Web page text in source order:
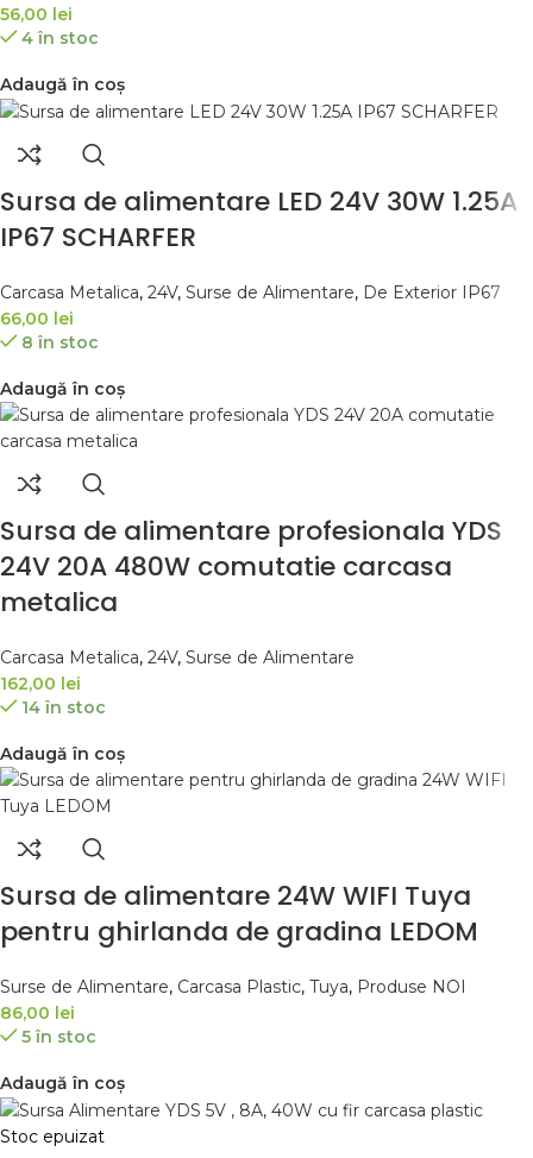
56,00 lei
4 în stoc
Adaugă în coș
Sursa de alimentare LED 24V 30W 1.25A
IP67 SCHARFER
Carcasa Metalica, 24V, Surse de Alimentare, De Exterior IP67
66,00 lei
8 în stoc
Adaugă în coș
Sursa de alimentare profesionala YDS
24V 20A 480W comutatie carcasa
metalica
Carcasa Metalica, 24V, Surse de Alimentare
162,00 lei
14 în stoc
Adaugă în coș
Sursa de alimentare 24W WIFI Tuya
pentru ghirlanda de gradina LEDOM
Surse de Alimentare, Carcasa Plastic, Tuya, Produse NOI
86,00 lei
5 în stoc
Adaugă în coș
Stoc epuizat